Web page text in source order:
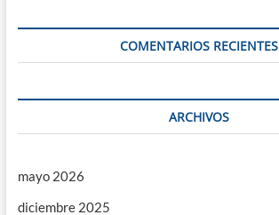
COMENTARIOS RECIENTES
ARCHIVOS
mayo 2026
diciembre 2025